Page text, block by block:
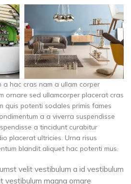
a hac cras nam a ullam corper
ornare sed ullamcorper placerat cras
quis potenti sodales primis fames
a a viverra suspendisse
a tincidunt curabitur
placerat ultricies. Urna risus
blandit aliquet hac potenti mus.
velit vestibulum a id vestibulum
vestibulum magna ornare